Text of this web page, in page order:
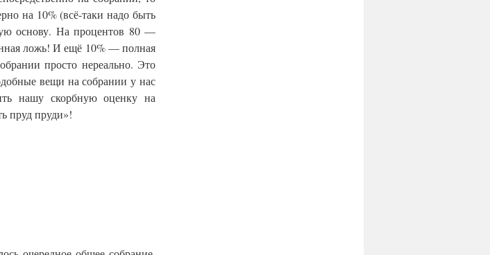
на 10% (всё-таки надо быть
основу. На процентов 80 —
ложь! И ещё 10% — полная
просто нереально. Это
вещи на собрании у нас
нашу скорбную оценку на
пруд пруди»!